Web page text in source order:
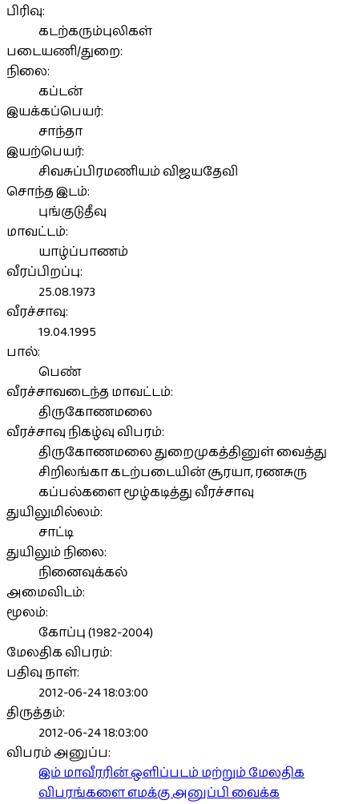
பிரிவு:
கடற்கரும்புலிகள்
படையணி/துறை:
நிலை:
கப்டன்
இயக்கப்பெயர்:
சாந்தா
இயற்பெயர்:
சிவசுப்பிரமணியம் விஜயதேவி
சொந்த இடம்:
புங்குடுதீவு
மாவட்டம்:
யாழ்ப்பாணம்
வீரப்பிறப்பு:
25.08.1973
வீரச்சாவு:
19.04.1995
பால்:
பெண்
வீரச்சாவடைந்த மாவட்டம்:
திருகோணமலை
வீரச்சாவு நிகழ்வு விபரம்:
திருகோணமலை துறைமுகத்தினுள் வைத்து
சிறிலங்கா கடற்படையின் சூரயா, ரணசுரு
கப்பல்களை மூழ்கடித்து வீரச்சாவு
துயிலுமில்லம்:
சாட்டி
துயிலும் நிலை:
நினைவுக்கல்
அமைவிடம்:
மூலம்:
கோப்பு (1982-2004)
மேலதிக விபரம்:
பதிவு நாள்:
2012-06-24 18:03:00
திருத்தம்:
2012-06-24 18:03:00
விபரம் அனுப்ப:
இம் மாவீரரின் ஒளிப்படம் மற்றும் மேலதிக
விபரங்களை எமக்கு அனுப்பி வைக்க